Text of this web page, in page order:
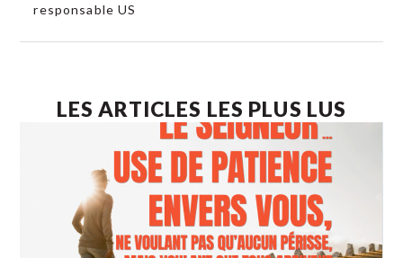
responsable US
LES ARTICLES LES PLUS LUS